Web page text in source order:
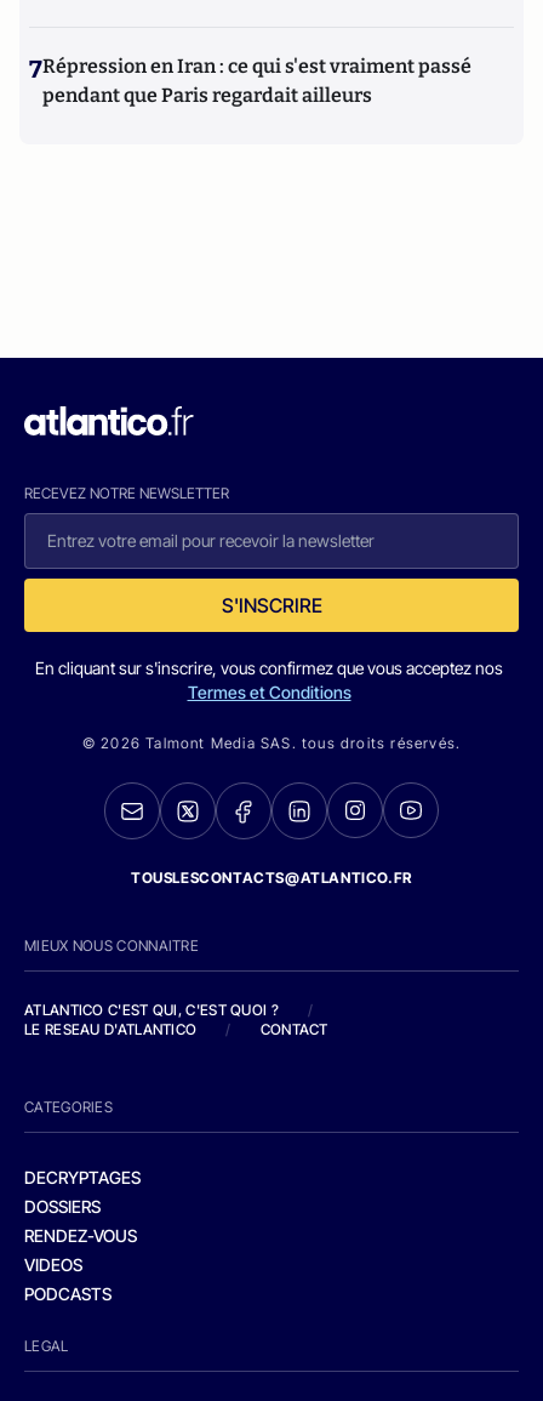
7Répression en Iran : ce qui s'est vraiment passé
pendant que Paris regardait ailleurs
RECEVEZ NOTRE NEWSLETTER
S'INSCRIRE
En cliquant sur s'inscrire, vous confirmez que vous acceptez nos
Termes et Conditions
© 2026 Talmont Media SAS. tous droits réservés.
TOUSLESCONTACTS@ATLANTICO.FR
MIEUX NOUS CONNAITRE
ATLANTICO C'EST QUI, C'EST QUOI ?
/
LE RESEAU D'ATLANTICO
/ CONTACT
CATEGORIES
DECRYPTAGES
DOSSIERS
RENDEZ-VOUS
VIDEOS
PODCASTS
LEGAL